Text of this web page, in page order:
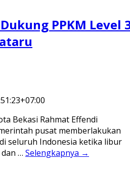
PPKM Level
Bekasi Rahmat Effendi
pusat memberlakukan
seluruh Indonesia ketika libur
… Selengkapnya →